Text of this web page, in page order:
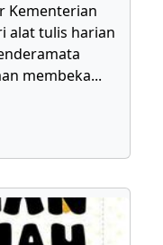
Kementerian
alat tulis harian
membeka...